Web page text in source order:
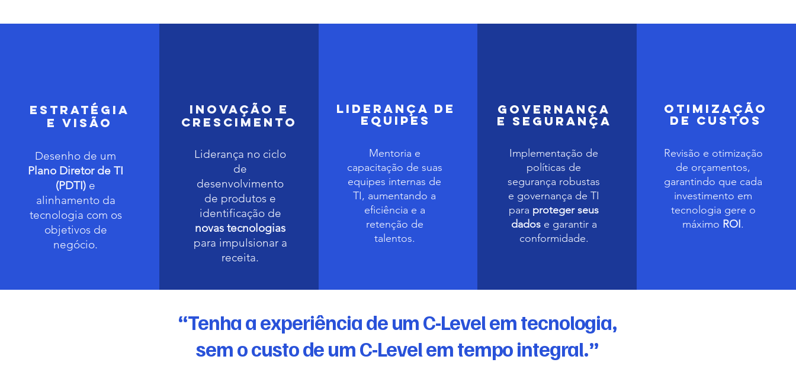
Estratégia
e Visão
Desenho de um
Plano Diretor de TI
(PDTI) e
alinhamento da
tecnologia com os
objetivos de
negócio.
Inovação e
Crescimento
Liderança no ciclo
de
desenvolvimento
de produtos e
identificação de
novas tecnologias
para impulsionar a
receita.
Liderança de
Equipes
Mentoria e
capacitação de suas
equipes internas de
TI, aumentando a
eficiência e a
retenção de
talentos.
Governança
e Segurança
Implementação de
políticas de
segurança robustas
e governança de TI
para proteger seus
dados e garantir a
conformidade.
Otimização
de Custos
Revisão e otimização
de orçamentos,
garantindo que cada
investimento em
tecnologia gere o
máximo ROI.
“Tenha a experiência de um C-Level em tecnologia,
sem o custo de um C-Level em tempo integral.”